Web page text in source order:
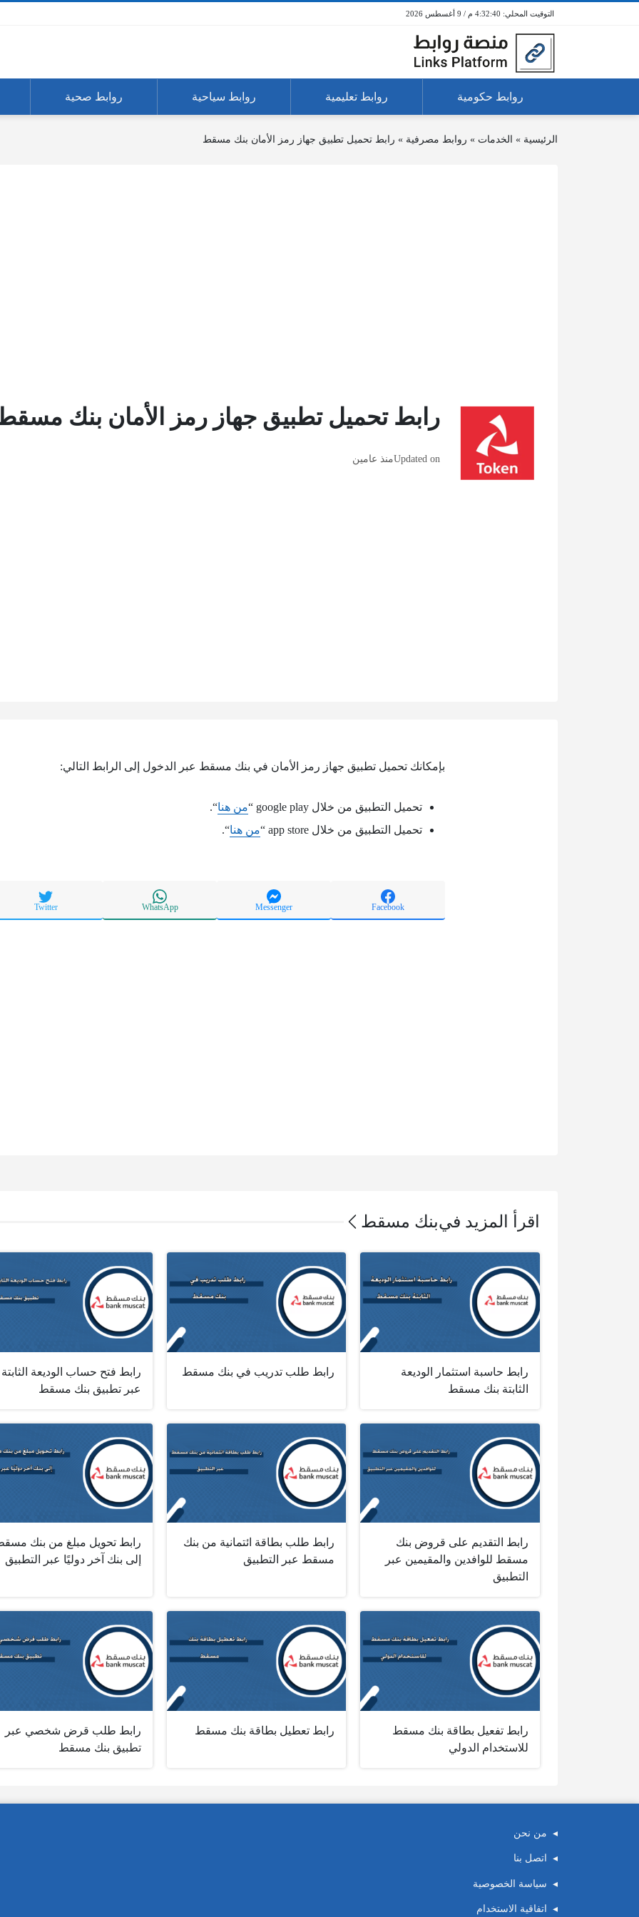
4:32:40 م / 9 أغسطس 2026
روابط حكومية روابط تعليمية روابط سياحية روابط صحية
الرئيسية » الخدمات » روابط مصرفية » رابط تحميل تطبيق جهاز رمز الأمان بنك مسقط
رابط تحميل تطبيق جهاز رمز الأمان بنك
Updated onمنذ عامين
بإمكانك تحميل تطبيق جهاز رمز الأمان في بنك مسقط عبر الدخول إلى الرابط التالي:
تحميل التطبيق من خلال google play “ من هنا“.
تحميل التطبيق من خلال app store “
من هنا“.
Facebook
Messenger
WhatsApp
Twitter
اقرأ المزيد فيبنك مسقط
رابط حاسبة استثمار الوديعة
الثابتة بنك مسقط
رابط طلب تدريب في بنك مسقط
رابط فتح حساب الوديعة الثابتة
عبر تطبيق بنك مسقط
رابط التقديم على قروض بنك
مسقط للوافدين والمقيمين عبر
التطبيق
رابط طلب بطاقة ائتمانية من بنك
مسقط عبر التطبيق
رابط تحويل مبلغ من بنك
إلى بنك آخر دوليًا عبر التطبيق
رابط تفعيل بطاقة بنك مسقط
للاستخدام الدولي
رابط تعطيل بطاقة بنك مسقط
رابط طلب قرض شخصي عبر
تطبيق بنك مسقط
من نحن
اتصل بنا
سياسة الخصوصية
اتفاقية الاستخدام